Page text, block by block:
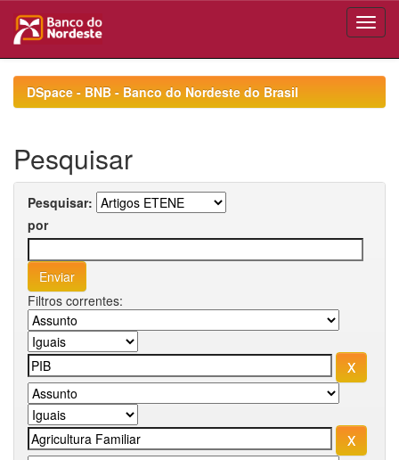
navigationDSpace - BNB - Banco do Nordeste do Brasil
Pesquisar
Pesquisar:
por
Filtros correntes: